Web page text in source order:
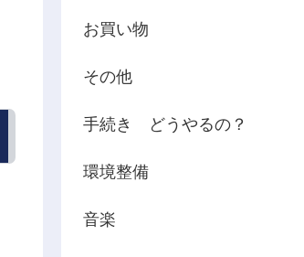
お買い物
その他
手続き どうやるの？
環境整備
音楽